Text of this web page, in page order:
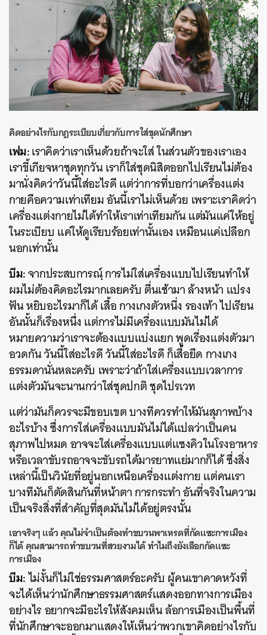
คิดอย่างไรกับกฎระเบียบเกี่ยวกับการใส่ชุดนักศึกษา
เฟม:เราคิดว่าเราเห็นด้วยถ้าจะใส่ ในส่วนตัวของเราเอง
เราขี้เกียจหาชุดทุกวัน เราก็ใส่ชุดนิสิตออกไปเรียนไม่ต้อง
มานั่งคิดว่าวันนี้ใส่อะไรดี แต่ว่าการที่บอกว่าเครื่องแต่ง
กายคือความเท่าเทียม อันนี้เราไม่เห็นด้วย เพราะเราคิดว่า
เครื่องแต่งกายไม่ได้ทำให้เราเท่าเทียมกัน แต่มันแค่ให้อยู่
ในระเบียบ แค่ให้ดูเรียบร้อยเท่านั้นเอง เหมือนแค่เปลือก
นอกเท่านั้น
บีม:จากประสบการณฺ์ การไม่ใส่เครื่องแบบไปเรียนทำให้
ผมไม่ต้องคิดอะไรมากเลยครับ ตื่นเช้ามา ล้างหน้า แปรง
ฟัน หยิบอะไรมาก็ได้ เสื้อ กางเกงตัวหนี่ง รองเท้า ไปเรียน
อันนั้นก็เรื่องหนึ่ง แต่การไม่มีเครื่องแบบมันไม่ได้
หมายความว่าเราจะต้องแบบแบ่งแยก พูดเรื่องแต่งตัวมา
อวดกัน วันนี้ใส่อะไรดี วันนี้ใส่อะไรดี ก็เสื้อยืด กางเกง
ธรรมดานั่นหละครับ เพราะว่าถ้าใส่เครื่องแบบเวลาการ
แต่งตัวมันจะนานกว่าใส่ชุดปกติ ชุดไปรเวท
แต่ว่ามันก็ควรจะมีขอบเขต บางทีควรทำให้มันสุภาพบ้าง
อะไรบ้าง ซึ่งการใส่เครื่องแบบมันไม่ได้แปลว่าเป็นคน
สุภาพไปหมด อาจจะใส่เครื่องแบบแต่แซงคิวในโรงอาหาร
หรือเวลาขับรถอาจจะขับรถได้มารยาทแย่มากก็ได้ ซึ่งสิ่ง
เหล่านี้เป็นวินัยที่อยู่นอกเหนือเครื่องแต่งกาย แต่คนเรา
บางทีมันก็ตัดสินกันที่หน้าตา การกระทำ อันที่จริงในความ
เป็นจริงสิ่งที่สำคัญที่สุดมันไม่ได้อยู่ตรงนั้น
เอาจริงๆ แล้ว คุณไม่จำเป็นต้องทำขบวนพาเหรดที่กัดแซะการเมือง
ก็ได้ คุณสามารถทำขบวนที่สวยงามได้ ทำไมถึงยังเลือกกัดแซะ
การเมือง
บีม:ไม่งั้นก็ไม่ใช่ธรรมศาสตร์อะครับ ผู้คนเขาคาดหวังที่
จะได้เห็นว่านักศึกษาธรรมศาสตร์แสดงออกทางการเมือง
อย่างไร อยากจะมีอะไรให้สังคมเห็น ล้อการเมืองเป็นพื้นที่
ที่นักศึกษาจะออกมาแสดงให้เห็นว่าพวกเขาคิดอย่างไรกับ